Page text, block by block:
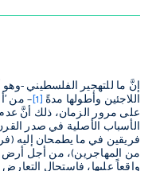
إنَّ ما للتهجير الفلسطيني -
اللاجئين وأطولها مدةً [1] – من
على مرور الزمان، ذلك أنَّ
الأسباب الأصلية في صدر
فريقين في ما يطمحان إليه
من المهاجرين)، من أجل أرض